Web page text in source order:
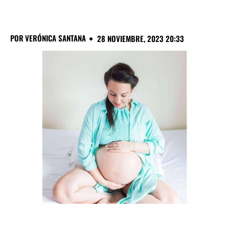
PORVERÓNICA SANTANA 28 NOVIEMBRE, 2023 20:33